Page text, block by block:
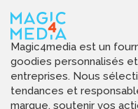
Magic4media est un
goodies personnalisés
entreprises. Nous
tendances et
marque, soutenir vos